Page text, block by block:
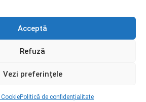
Acceptă
Refuză
Vezi preferințele
Politică de confidențialitate
and Terms of Service